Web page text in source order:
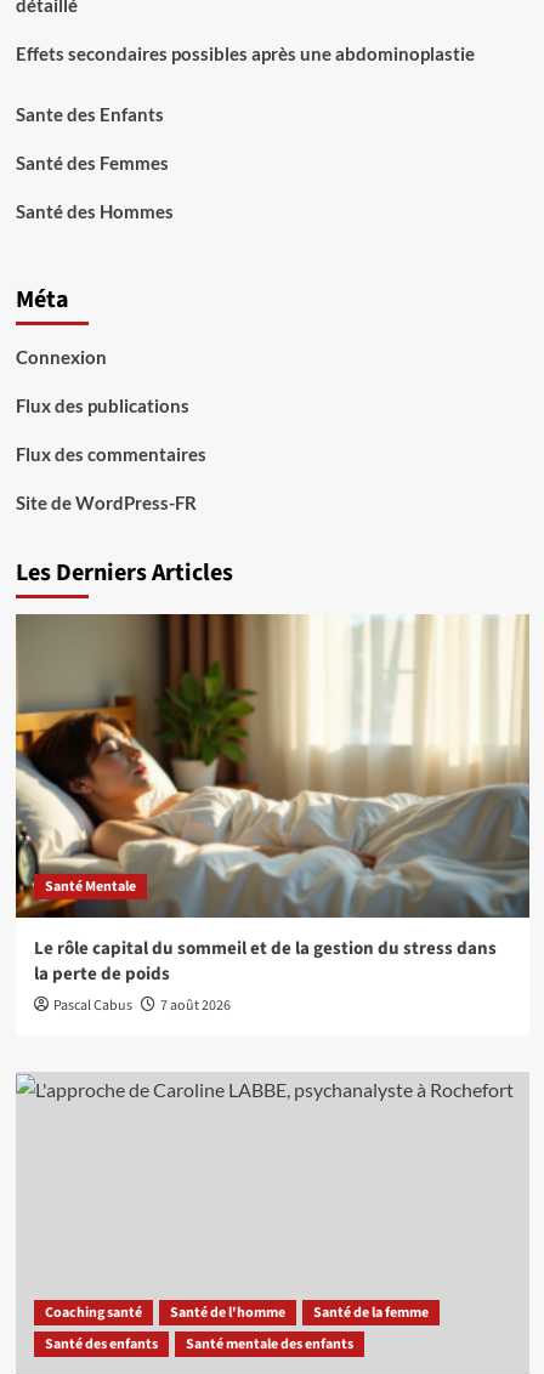
détaillé
Effets secondaires possibles après une abdominoplastie
Sante des Enfants
Santé des Femmes
Santé des Hommes
Méta
Connexion
Flux des publications
Flux des commentaires
Site de WordPress-FR
Les Derniers Articles
Santé Mentale
Le rôle capital du sommeil et de la gestion du stress dans
la perte de poids
Pascal Cabus 7 août 2026
Coaching santé Santé de l'homme
Santé de la femme
Santé des enfants
Santé mentale des enfants